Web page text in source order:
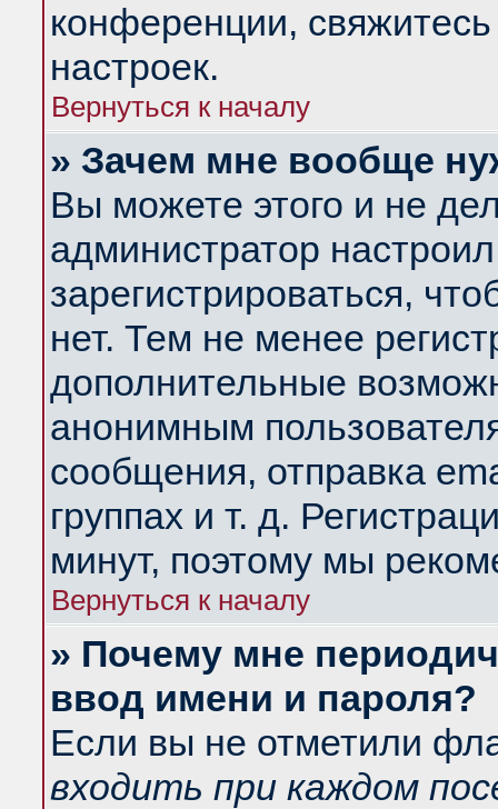
конференции,
настроек.
Вернуться к началу
» Зачем мне вообще
Вы можете этого и не
администратор
зарегистрироваться,
нет. Тем не менее
дополнительные
анонимным
сообщения, отправка
группах и т. д.
минут, поэтому мы
Вернуться к началу
» Почему мне
ввод имени и пароля?
Если вы не отметили
входить при каждом